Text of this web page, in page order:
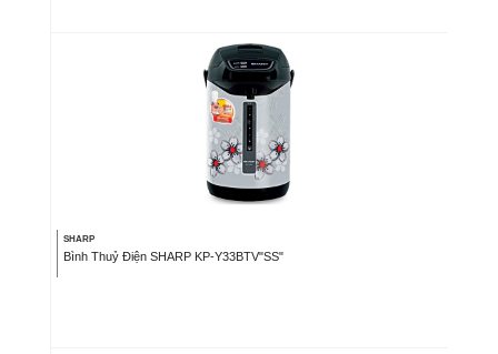
SHARP
Bình Thuỷ Điện SHARP KP-Y33BTV"SS"